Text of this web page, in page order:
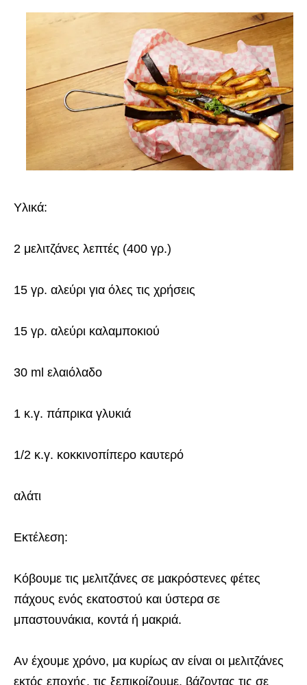
Υλικά:
2 μελιτζάνες λεπτές (400 γρ.)
15 γρ. αλεύρι για όλες τις χρήσεις
15 γρ. αλεύρι καλαμποκιού
30 ml ελαιόλαδο
1 κ.γ. πάπρικα γλυκιά
1/2 κ.γ. κοκκινοπίπερο καυτερό
αλάτι
Εκτέλεση:
Κόβουμε τις μελιτζάνες σε μακρόστενες φέτες
πάχους ενός εκατοστού και ύστερα σε
μπαστουνάκια, κοντά ή μακριά.
Αν έχουμε χρόνο, μα κυρίως αν είναι οι μελιτζάνες
εκτός εποχής, τις ξεπικρίζουμε, βάζοντας τις σε